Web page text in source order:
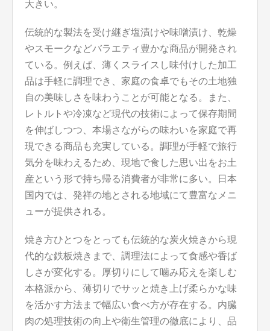
大きい。
伝統的な製法を受け継ぎ塩漬けや味噌漬け、乾燥
やスモークなどバラエティ豊かな商品が開発され
ている。例えば、薄くスライスし味付けした加工
品は手軽に調理でき、家庭の食卓でもその土地独
自の美味しさを味わうことが可能となる。また、
レトルトや冷凍など現代の技術によって保存期間
を伸ばしつつ、本場さながらの味わいを家庭で再
現できる商品も充実している。調理が手軽で旅行
気分を味わえるため、現地で食した思い出をお土
産という形で持ち帰る消費者が非常に多い。日本
国内では、発祥の地とされる地域にて豊富なメニ
ューが提供される。
焼き方ひとつをとっても伝統的な炭火焼きから現
代的な鉄板焼きまで、調理法によって食感や香ば
しさが変化する。厚切りにして噛み応えを楽しむ
本格派から、薄切りでサッと焼き上げ柔らかな味
を活かす方法まで幅広い食べ方が存在する。内臓
肉の処理技術の向上や衛生管理の徹底により、品